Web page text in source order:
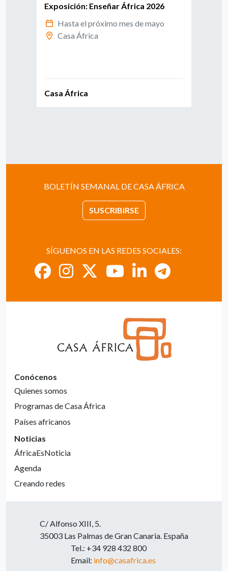
Exposición: Enseñar África 2026
Hasta el próximo mes de mayo
Casa África
Casa África
BOLETÍN SEMANAL DE CASA ÁFRICA
SUSCRIBIRSE
SÍGUENOS EN LAS REDES SOCIALES:
Conócenos
Quienes somos
Programas de Casa África
Países africanos
Noticias
ÁfricaEsNoticia
Agenda
Creando redes
C/ Alfonso XIII, 5.
35003 Las Palmas de Gran Canaria. España
Tel.: +34 928 432 800
Email: info@casafrica.es